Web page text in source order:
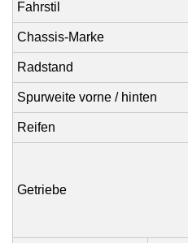
Fahrstil
Chassis-Marke
Radstand
Spurweite vorne / hinten
Reifen
Getriebe